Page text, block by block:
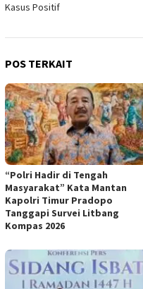
Kasus Positif
POS TERKAIT
“Polri Hadir di Tengah
Masyarakat” Kata Mantan
Kapolri Timur Pradopo
Tanggapi Survei Litbang
Kompas 2026